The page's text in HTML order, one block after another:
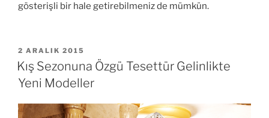
gösterişli bir hale getirebilmeniz de mümkün.
YAYIM
TARIHI
2 ARALIK 2015
Kış Sezonuna Özgü Tesettür Gelinlikte
Yeni Modeller